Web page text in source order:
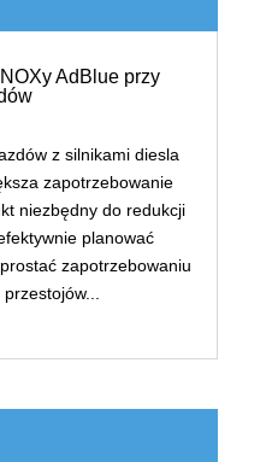
AdBlue przy
z silnikami diesla
zapotrzebowanie
niezbędny do redukcji
planować
zapotrzebowaniu